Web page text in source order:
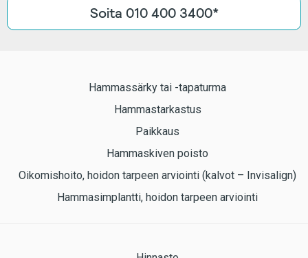
Soita 010 400 3400*
Hammassärky tai -tapaturma
Hammastarkastus
Paikkaus
Hammaskiven poisto
Oikomishoito, hoidon tarpeen arviointi (kalvot – Invisalign)
Hammasimplantti, hoidon tarpeen arviointi